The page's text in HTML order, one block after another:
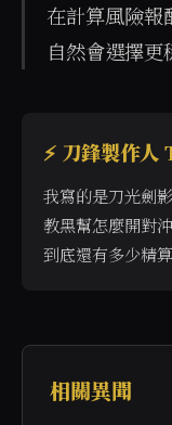
在計算風險
自然會選擇更
⚡ 刀鋒製作
我寫的是刀光劍
教黑幫怎麼開對
到底還有多少精
相關異聞